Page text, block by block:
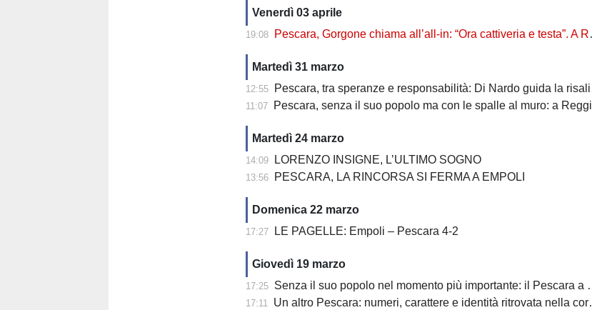
Venerdì 03 aprile
19:08 Pescara, Gorgone chiama all’all-in: “Ora cattiveria e testa”. A Reggio senza alibi
Martedì 31 marzo
12:55 Pescara, tra speranze e responsabilità: Di Nardo guida la risalita, Tsadjout torna per cambiare il finale
11:07 Pescara, senza il suo popolo ma con le spalle al muro: a Reggio Emilia è una finale vera
Martedì 24 marzo
14:09 LORENZO INSIGNE, L’ULTIMO SOGNO
13:56 PESCARA, LA RINCORSA SI FERMA A EMPOLI
Domenica 22 marzo
17:27 LE PAGELLE: Empoli – Pescara 4-2
Giovedì 19 marzo
17:25 Senza il suo popolo nel momento più importante: il Pescara a Empoli con un’assenza che pesa
17:11 Un altro Pescara: numeri, carattere e identità ritrovata nella corsa salvezza